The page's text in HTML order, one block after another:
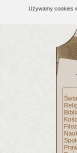
Używamy cookies